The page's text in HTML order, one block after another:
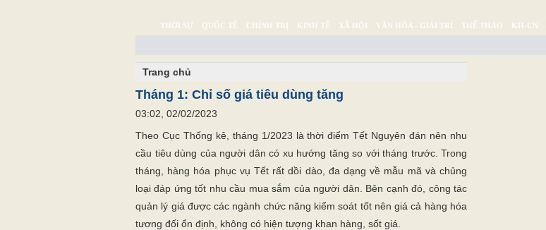
THỜI SỰ QUỐC TẾ CHÍNH TRỊ KINH TẾ XÃ HỘI VĂN HÓA - GIẢI TRÍ THỂ THAO KH-CN
Trang chủ
Tháng 1: Chỉ số giá tiêu dùng tăng
03:02, 02/02/2023
Theo Cục Thống kê, tháng 1/2023 là thời điểm Tết Nguyên đán nên nhu
cầu tiêu dùng của người dân có xu hướng tăng so với tháng trước. Trong
tháng, hàng hóa phục vụ Tết rất dồi dào, đa dạng về mẫu mã và chủng
loại đáp ứng tốt nhu cầu mua sắm của người dân. Bên cạnh đó, công tác
quản lý giá được các ngành chức năng kiểm soát tốt nên giá cả hàng hóa
tương đối ổn định, không có hiện tượng khan hàng, sốt giá.